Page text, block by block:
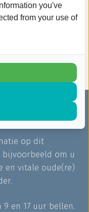
op dit
om u
en vitale oude(re)
en 17 uur bellen.
you've
from your use of